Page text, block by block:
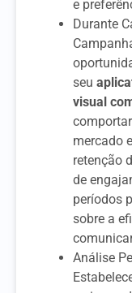
e
Durante
seu
visual
mercado
retenção
de
períodos
sobre a
Análise